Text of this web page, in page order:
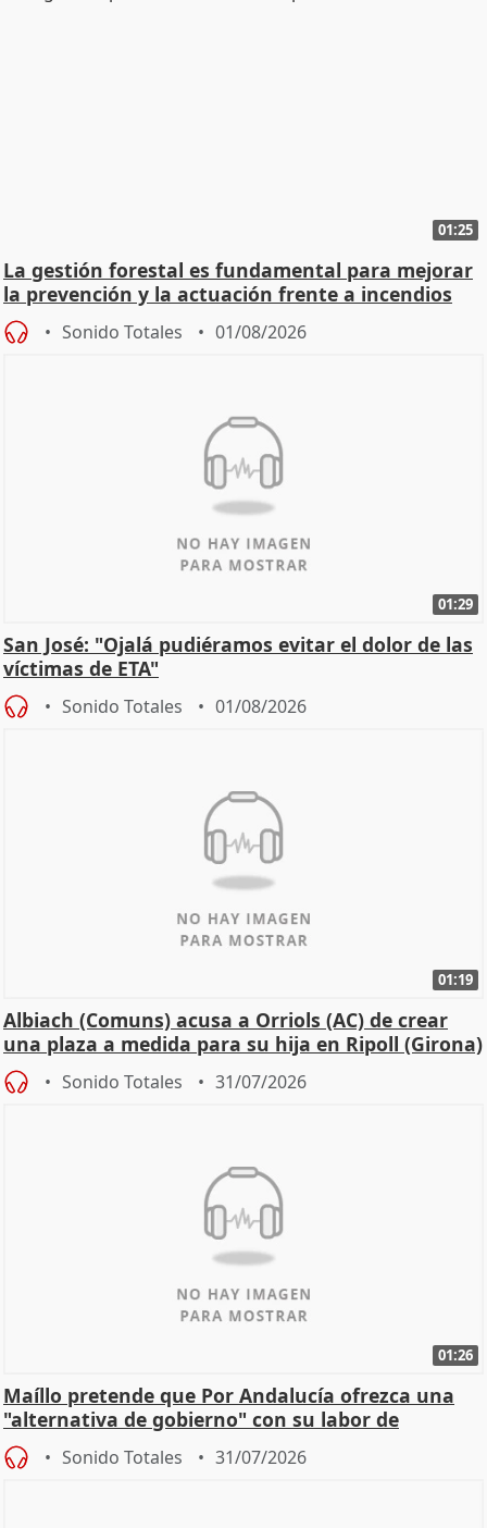
01:25
La gestión forestal es fundamental para mejorar
la prevención y la actuación frente a incendios
Sonido Totales 01/08/2026
01:29
San José: "Ojalá pudiéramos evitar el dolor de las
víctimas de ETA"
Sonido Totales 01/08/2026
01:19
Albiach (Comuns) acusa a Orriols (AC) de crear
una plaza a medida para su hija en Ripoll (Girona)
Sonido Totales 31/07/2026
01:26
Maíllo pretende que Por Andalucía ofrezca una
"alternativa de gobierno" con su labor de
oposición
Sonido Totales 31/07/2026